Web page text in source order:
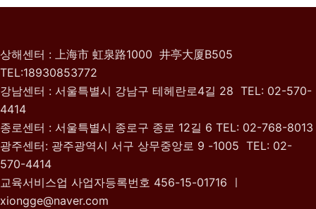
상해센터 : 上海市 虹泉路1000 井亭大厦B505
TEL:18930853772
강남센터 : 서울특별시 강남구 테헤란로4길 28 TEL: 02-570-
4414
종로센터 : 서울특별시 종로구 종로 12길 6 TEL: 02-768-8013
광주센터: 광주광역시 서구 상무중앙로 9 -1005 TEL: 02-
570-4414
교육서비스업 사업자등록번호 456-15-01716 ㅣ
xiongge@naver.com